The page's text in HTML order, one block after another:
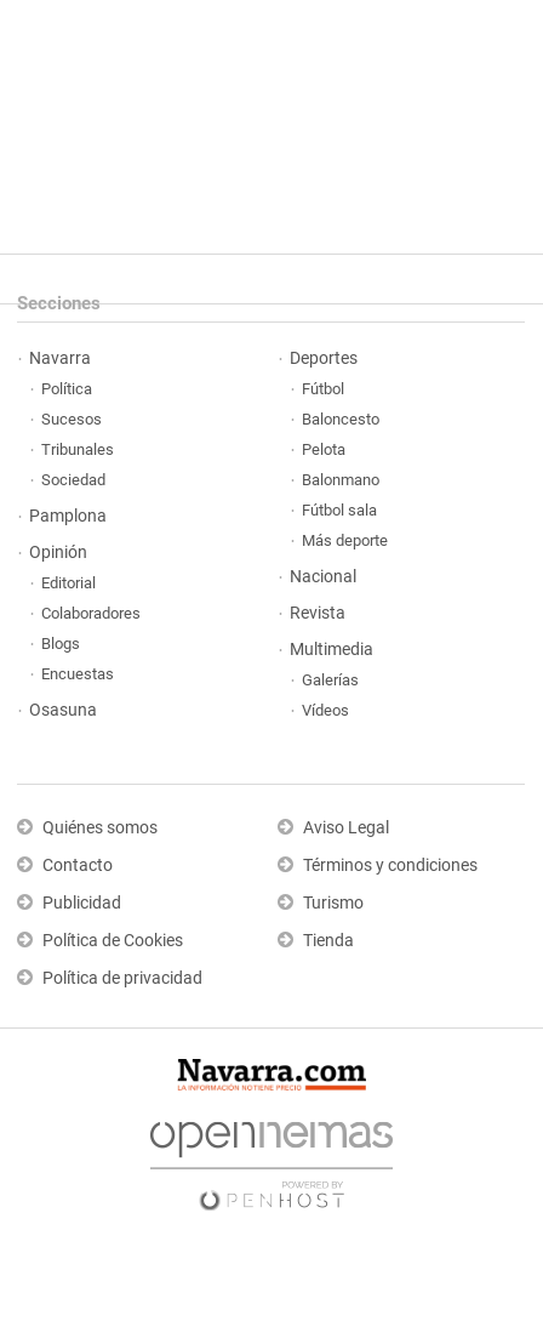
Secciones
Navarra
Política
Sucesos
Tribunales
Sociedad
Pamplona
Opinión
Editorial
Colaboradores
Blogs
Encuestas
Osasuna
Deportes
Fútbol
Baloncesto
Pelota
Balonmano
Fútbol sala
Más deporte
Nacional
Revista
Multimedia
Galerías
Vídeos
Quiénes somos
Contacto
Publicidad
Política de Cookies
Política de privacidad
Aviso Legal
Términos y condiciones
Turismo
Tienda